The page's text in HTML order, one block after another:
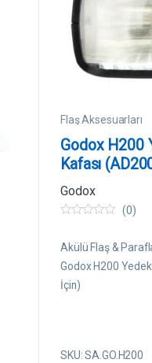
Flaş Aksesuarları
Godox H200
Kafası
Godox
ü
e
(0)
Akülü Flaş &
Godox H200
İçin)
SKU: SA.GO.H200